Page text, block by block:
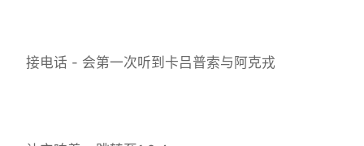
接电话 - 会第一次听到卡吕普索与阿克戎